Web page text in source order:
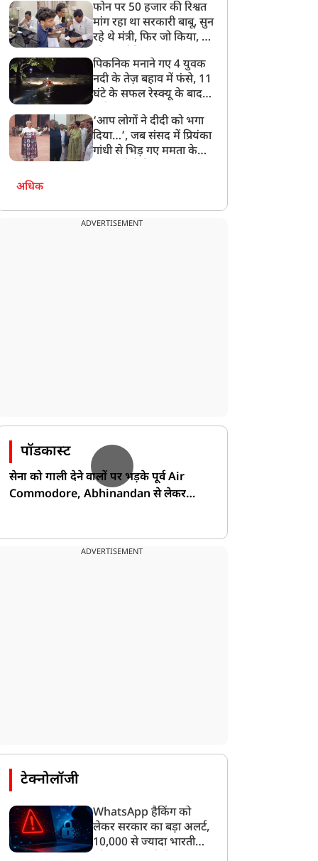
बेटी को गोद लें प्रधानमंत्री
फोन पर 50 हजार की रिश्वत
मांग रहा था सरकारी बाबू, सुन
रहे थे मंत्री, फिर जो किया, वो
पिकनिक मनाने गए 4 युवक
नदी के तेज़ बहाव में फंसे, 11
घंटे के सफल रेस्क्यू के बाद
‘आप लोगों ने दीदी को भगा
दिया…’, जब संसद में प्रियंका
गांधी से भिड़ गए ममता के
अधिक
ADVERTISEMENT
पॉडकास्ट
सेना को गाली देने वालों पर भड़के पूर्व Air
Commodore, Abhinandan से लेकर
ADVERTISEMENT
टेक्नोलॉजी
WhatsApp हैकिंग को
लेकर सरकार का बड़ा अलर्ट,
10,000 से ज्यादा भारतीयों